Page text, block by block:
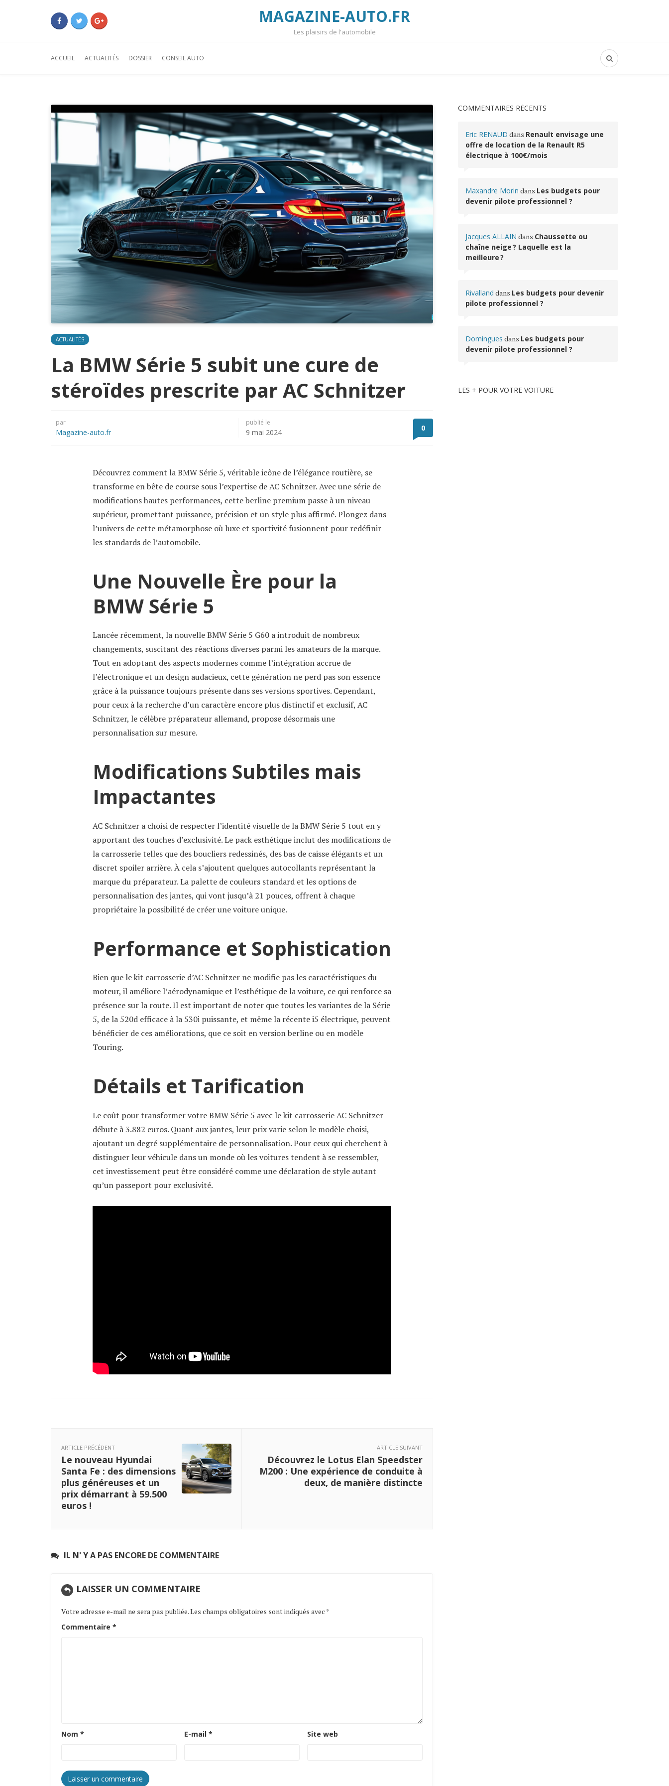
MAGAZINE-AUTO.FR
Les plaisirs de l'automobile
ACCUEIL ACTUALITÉS DOSSIER CONSEIL AUTO
ACTUALITÉS
La BMW Série 5 subit une cure de
stéroïdes prescrite par AC Schnitzer
par
Magazine-auto.fr
publié le
9 mai 2024 0
Découvrez comment la BMW Série 5, véritable icône de l’élégance routière, se
transforme en bête de course sous l’expertise de AC Schnitzer. Avec une série de
modifications hautes performances, cette berline premium passe à un niveau
supérieur, promettant puissance, précision et un style plus affirmé. Plongez dans
l’univers de cette métamorphose où luxe et sportivité fusionnent pour redéfinir
les standards de l’automobile.
Une Nouvelle Ère pour la
BMW Série 5
Lancée récemment, la nouvelle BMW Série 5 G60 a introduit de nombreux
changements, suscitant des réactions diverses parmi les amateurs de la marque.
Tout en adoptant des aspects modernes comme l’intégration accrue de
l’électronique et un design audacieux, cette génération ne perd pas son essence
grâce à la puissance toujours présente dans ses versions sportives. Cependant,
pour ceux à la recherche d’un caractère encore plus distinctif et exclusif, AC
Schnitzer, le célèbre préparateur allemand, propose désormais une
personnalisation sur mesure.
Modifications Subtiles mais
Impactantes
AC Schnitzer a choisi de respecter l’identité visuelle de la BMW Série 5 tout en y
apportant des touches d’exclusivité. Le pack esthétique inclut des modifications de
la carrosserie telles que des boucliers redessinés, des bas de caisse élégants et un
discret spoiler arrière. À cela s’ajoutent quelques autocollants représentant la
marque du préparateur. La palette de couleurs standard et les options de
personnalisation des jantes, qui vont jusqu’à 21 pouces, offrent à chaque
propriétaire la possibilité de créer une voiture unique.
Performance et Sophistication
Bien que le kit carrosserie d’AC Schnitzer ne modifie pas les caractéristiques du
moteur, il améliore l’aérodynamique et l’esthétique de la voiture, ce qui renforce sa
présence sur la route. Il est important de noter que toutes les variantes de la Série
5, de la 520d efficace à la 530i puissante, et même la récente i5 électrique, peuvent
bénéficier de ces améliorations, que ce soit en version berline ou en modèle
Touring.
Détails et Tarification
Le coût pour transformer votre BMW Série 5 avec le kit carrosserie AC Schnitzer
débute à 3.882 euros. Quant aux jantes, leur prix varie selon le modèle choisi,
ajoutant un degré supplémentaire de personnalisation. Pour ceux qui cherchent à
distinguer leur véhicule dans un monde où les voitures tendent à se ressembler,
cet investissement peut être considéré comme une déclaration de style autant
qu’un passeport pour exclusivité.
ARTICLE PRÉCÉDENT
Le nouveau Hyundai
Santa Fe : des dimensions
plus généreuses et un
prix démarrant à 59.500
euros !
ARTICLE SUIVANT
Découvrez le Lotus Elan Speedster
M200 : Une expérience de conduite à
deux, de manière distincte
IL N' Y A PAS ENCORE DE COMMENTAIRE
LAISSER UN COMMENTAIRE
Votre adresse e-mail ne sera pas publiée.Les champs obligatoires sont indiqués avec *
Commentaire *
Nom * E-mail * Site web
COMMENTAIRES RÉCENTS
Eric RENAUD dans Renault envisage une
offre de location de la Renault R5
électrique à 100€/mois
Maxandre Morin dans Les budgets pour
devenir pilote professionnel ?
Jacques ALLAIN dans Chaussette ou
chaîne neige ? Laquelle est la
meilleure ?
Rivalland dans Les budgets pour devenir
pilote professionnel ?
Domingues dans Les budgets pour
devenir pilote professionnel ?
LES + POUR VOTRE VOITURE